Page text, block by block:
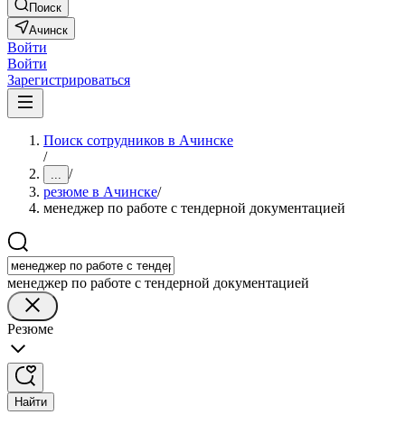
Поиск
Ачинск
Войти
Войти
Зарегистрироваться
Поиск сотрудников в Ачинске
/
... /
резюме в Ачинске/
менеджер по работе с тендерной документацией
менеджер по работе с тендерной документацией
Резюме
Найти